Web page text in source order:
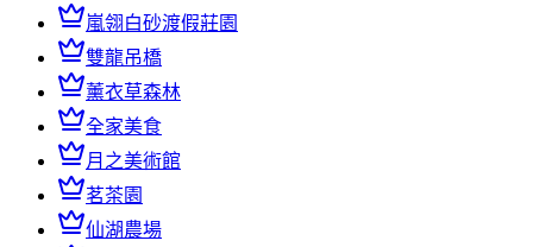
嵐翎白砂渡假莊園
雙龍吊橋
薰衣草森林
全家美食
月之美術館
茗茶園
仙湖農場